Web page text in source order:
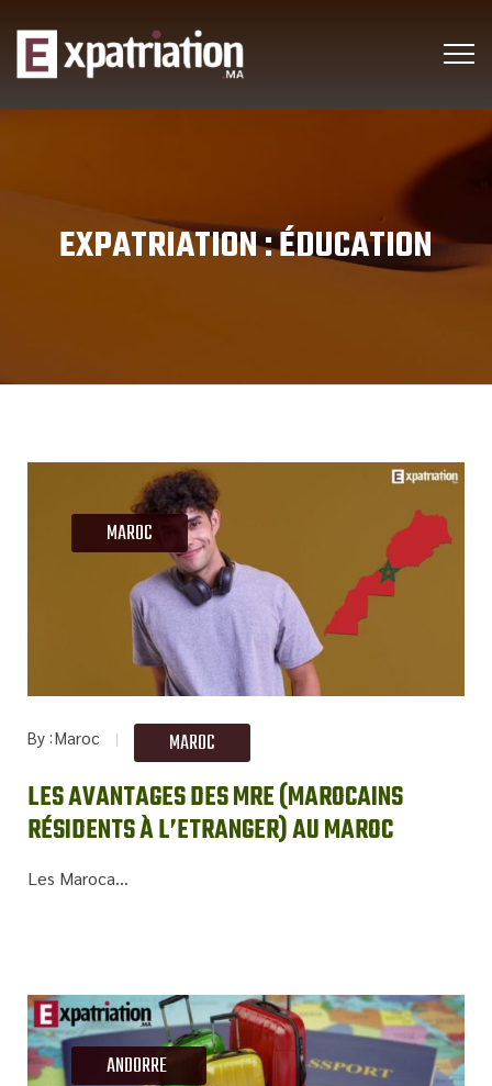
EXPATRIATION :ÉDUCATION
MAROC
By Maroc MAROC
LES AVANTAGES DES MRE (MAROCAINS
RÉSIDENTS À L’ETRANGER) AU MAROC
Les Maroca...
ANDORRE